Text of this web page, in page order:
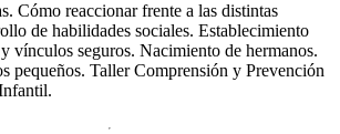
Cómo reaccionar frente a las distintas
de habilidades sociales. Establecimiento
vínculos seguros. Nacimiento de hermanos.
pequeños. Taller Comprensión y Prevención